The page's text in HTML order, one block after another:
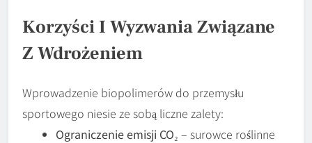
Korzyści I Wyzwania Związane
Z Wdrożeniem
Wprowadzenie biopolimerów do przemysłu
sportowego niesie ze sobą liczne zalety:
Ograniczenie emisji CO₂ – surowce roślinne